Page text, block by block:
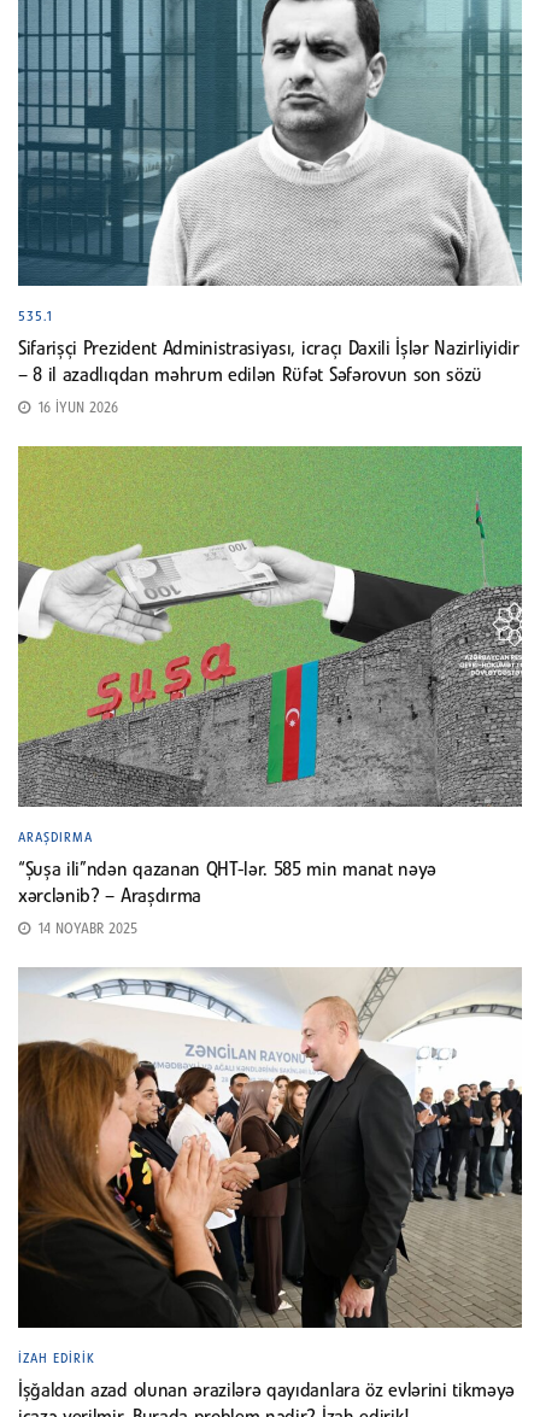
535.1
Sifarişçi Prezident Administrasiyası, icraçı Daxili İşlər Nazirliyidir
– 8 il azadlıqdan məhrum edilən Rüfət Səfərovun son sözü
16 İYUN 2026
ARAŞDIRMA
“Şuşa ili”ndən qazanan QHT-lər. 585 min manat nəyə
xərclənib? – Araşdırma
14 NOYABR 2025
İZAH EDIRIK
İşğaldan azad olunan ərazilərə qayıdanlara öz evlərini tikməyə